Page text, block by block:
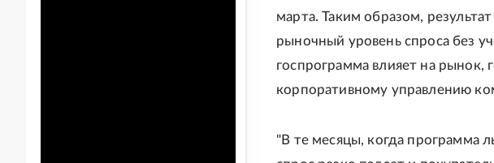
марта. Таким образом,
рыночный уровень спроса без
госпрограмма влияет на рынок,
корпоративному управлению
"В те месяцы, когда программа